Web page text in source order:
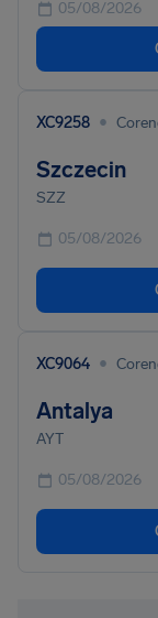
05/08/2026
XC9258 •
Szczecin
SZZ
05/08/2026
XC9064 •
Antalya
AYT
05/08/2026